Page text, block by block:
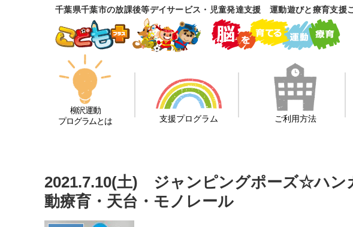
千葉県千葉市の放課後等デイサービス・児童発達支援 運動遊びと療育支援
柳沢運動
プログラムとは
支援プログラム ご利用方法
2021.7.10(土) ジャンピングポーズ☆ハ
動療育・天台・モノレール